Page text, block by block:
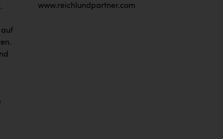
auf
www.reichlundpartner.com